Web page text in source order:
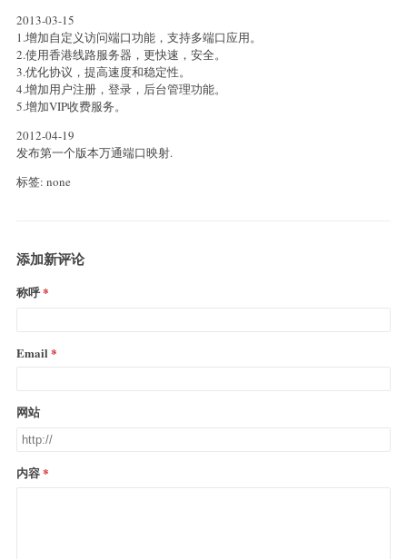
2013-03-15
1.增加自定义访问端口功能，支持多端口应用。
2.使用香港线路服务器，更快速，安全。
3.优化协议，提高速度和稳定性。
4.增加用户注册，登录，后台管理功能。
5.增加VIP收费服务。
2012-04-19
发布第一个版本万通端口映射.
标签: none
添加新评论
称呼
Email
网站
内容